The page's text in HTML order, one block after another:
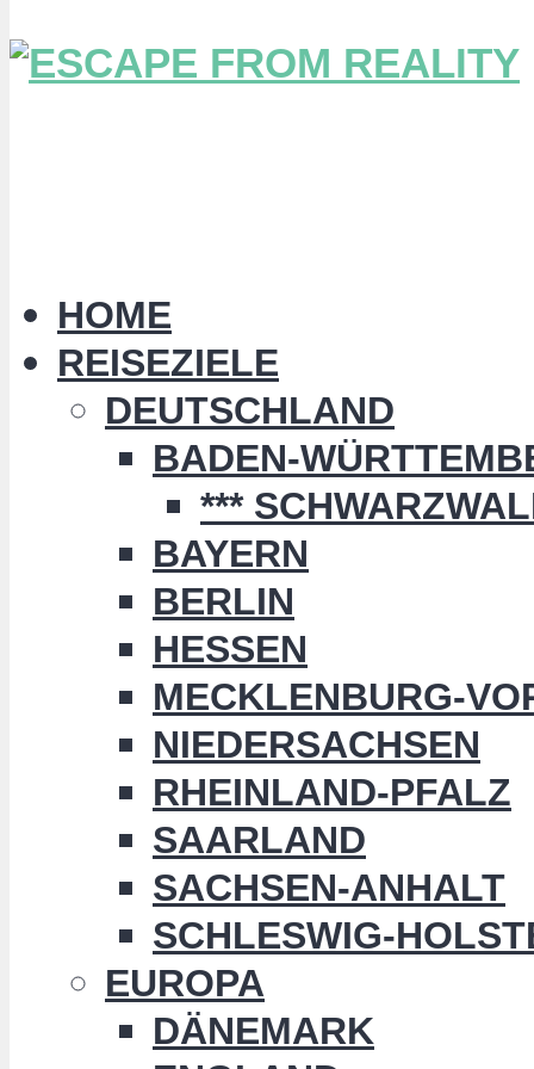
HOME
REISEZIELE
DEUTSCHLAND
BADEN-
***
BAYERN
BERLIN
HESSEN
MECKLENBURG-
NIEDERSACHSEN
RHEINLAND-PFALZ
SAARLAND
SACHSEN-ANHALT
SCHLESWIG-
EUROPA
DÄNEMARK